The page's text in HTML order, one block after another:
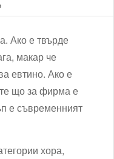
Ако е твърде
макар че
евтино. Ако е
що за фирма е
е съвременният
хора,